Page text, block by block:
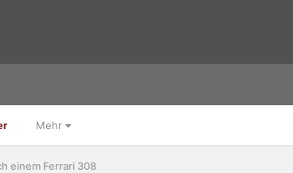
Mehr
einem Ferrari 308